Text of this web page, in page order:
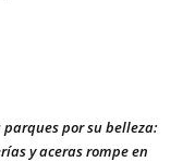
parques por su belleza:
y aceras rompe en